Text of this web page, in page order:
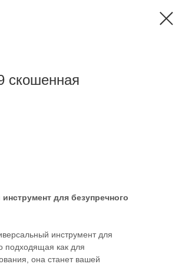
скошенная
для безупречного
инструмент для
подходящая как для
она станет вашей